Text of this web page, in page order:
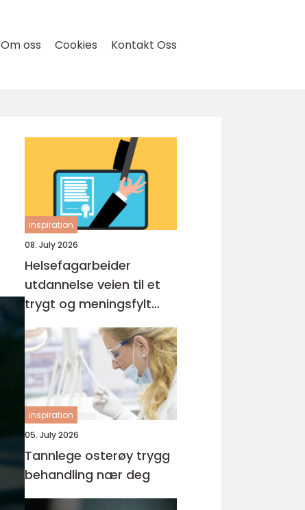
Om oss Cookies Kontakt Oss
inspiration
08. July 2026
Helsefagarbeider
utdannelse veien til et
trygt og meningsfylt
yrke
inspiration
05. July 2026
Tannlege osterøy trygg
behandling nær deg